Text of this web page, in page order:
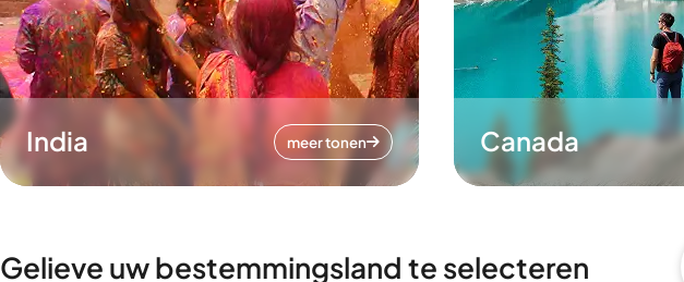
India meer tonen Canada
Gelieve uw bestemmingsland te selecteren